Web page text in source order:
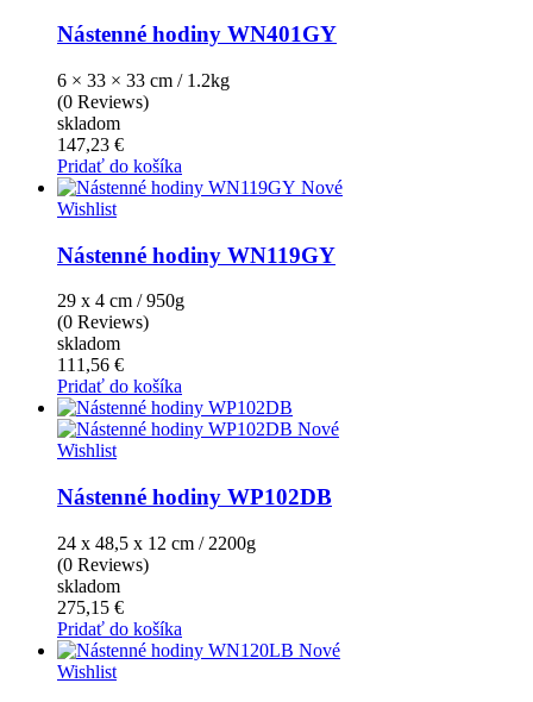
Nástenné hodiny WN401GY
6 × 33 × 33 cm / 1.2kg
(0 Reviews)
skladom
147,23 €
Pridať do košíka
Nové
Wishlist
Nástenné hodiny WN119GY
29 x 4 cm / 950g
(0 Reviews)
skladom
111,56 €
Pridať do košíka
Nové
Wishlist
Nástenné hodiny WP102DB
24 x 48,5 x 12 cm / 2200g
(0 Reviews)
skladom
275,15 €
Pridať do košíka
Nové
Wishlist